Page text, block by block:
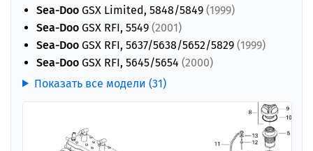
Sea-Doo GSX Limited, 5848/5849 (1999)
Sea-Doo GSX RFI, 5549 (2001)
Sea-Doo GSX RFI, 5637/5638/5652/5829 (1999)
Sea-Doo GSX RFI, 5645/5654 (2000)
Показать все модели (31)